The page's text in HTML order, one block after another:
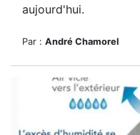
aujourd'hui.
Par : André Chamorel